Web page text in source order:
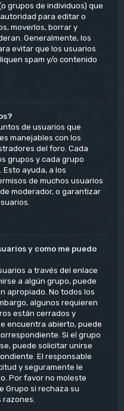
grupos de individuos) que
para editar o
moverlos, borrar y
Generalmente, los
evitar que los usuarios
spam y/o contenido
de usuarios que
manejables con los
del foro. Cada
grupos y cada grupo
ayuda, a los
de muchos usuarios
moderador, o garantizar
y como me puedo
a través del enlace
a algún grupo, puede
apropiado. No todos los
algunos requieren
están cerrados y
encuentra abierto, puede
Si el grupo
puede solicitar unirse
El responsable
y seguramente le
Por favor no moleste
Grupo si rechaza su
razones.